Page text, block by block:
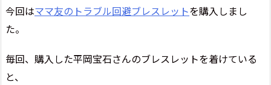
今回はママ友のトラブル回避ブレスレットを購入しまし
た。
毎回、購入した平岡宝石さんのブレスレットを着けている
と、